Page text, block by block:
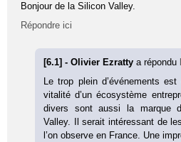
Bonjour de la Silicon Valley.
Répondre ici
[6.1] - Olivier Ezrattya répondu
Le trop plein d’événements
vitalité d’un écosystème
divers sont aussi la marque
Valley. Il serait intéressant de
l’on observe en France. Une